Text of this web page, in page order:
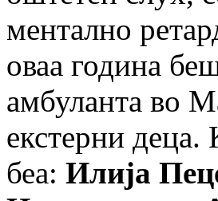
ментално
оваа година
амбуланта во
екстерни деца.
беа: Илија